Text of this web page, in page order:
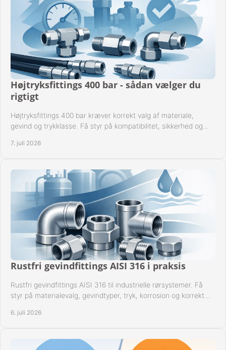
Højtryksfittings 400 bar - sådan vælger du
rigtigt
Højtryksfittings 400 bar kræver korrekt valg af materiale,
gevind og trykklasse. Få styr på kompatibilitet, sikkerhed og
7. juli 2026
Rustfri gevindfittings AISI 316 i praksis
Rustfri gevindfittings AISI 316 til industrielle rørsystemer. Få
styr på materialevalg, gevindtyper, tryk, korrosion og korrekt
6. juli 2026